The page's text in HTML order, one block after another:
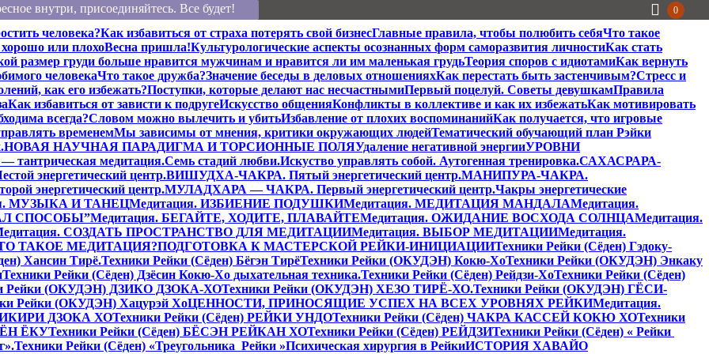
человека?Как избавиться от страха потерять свой бизнесГлавные правила, чтобы полюбить себяЧто такое
или плохоВесна пришла!Культурологические аспекты осознанных форм саморазвития личностиКак стать
размер груди больше нравится мужчинам и нравится ли им маленькая грудьТеория споров с идиотамиКак вернуть
человекаЧто такое дружба?Значение беседы в деловых отношенияхКак перестать быть застенчивым?Стресс и
как его избежать?Поступки, которые делают нас несчастнымиПервый поцелуй. Советы девушкамПравила
Как избавиться от зависти к подругеИскусство общенияКонфликты в коллективе и как их избежатьКак мотивировать
всегда?Словом можно вылечить и убитьИзбавление от плохих воспоминанийКак получается, что игровые
временемМы зависимы от мнения, критики окружающих людейТематический обучающий план Рэйки
НОВАЯ НАУЧНАЯ ПАРАДИГМА И ТОРСИОННЫЕ ПОЛЯУдаление негативной энергииУРОВНИ
тантрическая медитация.Семь стадий любви.Искуство управлять собой. Аутогенная тренировка.САХАСРАРА-
энергетический центр.ВИШУДХА-ЧАКРА. Пятый энергетический центр.МАНИПУРА-ЧАКРА.
энергетический центр.МУЛАДХАРА — ЧАКРА. Первый энергетический центр.Чакры энергетические
МУЗЫКА И ТАНЕЦМедитация. ИЗБИЕНИЕ ПОДУШКИМедитация. МЕДИТАЦИЯ МАНДАЛАМедитация.
СПОСОБЫ”Медитация. БЕГАЙТЕ, ХОДИТЕ, ПЛАВАЙТЕМедитация. ОЖИДАНИЕ ВОСХОДА СОЛНЦАМедитация.
СОЗДАТЬ ПРОСТРАНСТВО ДЛЯ МЕДИТАЦИИМедитация. ВЫБОР МЕДИТАЦИИМедитация.
ТАКОЕ МЕДИТАЦИЯ?ПОДГОТОВКА К МАСТЕРСКОЙ РЕЙКИ-ИНИЦИАЦИИТехники Рейки (Сёден) Гэдоку-
Хансин Тирё.Техники Рейки (Сёден) Бёгэн ТирёТехники Рейки (ОКУДЭН) Кокю-ХоТехники Рейки (ОКУДЭН) Энкаку
Техники Рейки (Сёден) Дзёсин Кокю-Хо дыхательная техника.Техники Рейки (Сёден) Рейдзи-ХоТехники Рейки (Сёден)
Рейки (ОКУДЭН) ДЗИКО ДЗОКА-ХОТехники Рейки (ОКУДЭН) ХЕЗО ТИРЁ-ХО.Техники Рейки (ОКУДЭН) ГЁСИ-
Рейки (ОКУДЭН) Хацурэй ХоЦЕННОСТИ, ПРИНОСЯЩИЕ УСПЕХ НА ВСЕХ УРОВНЯХ РЕЙКИМедитация.
ДЗОКА ХОТехники Рейки (Сёден) РЕЙКИ УНДОТехники Рейки (Сёден) ЧАКРА КАССЕЙ КОКЮ ХОТехники
ЁКУТехники Рейки (Сёден) БЁСЭН РЕЙКАН ХОТехники Рейки (Сёден) РЕЙДЗИТехники Рейки (Сёден) « Рейки
Техники Рейки (Сёден) «Треугольника Рейки »Психическая хирургия в РейкиИСТОРИЯ ХАВАЙО
внутри, присоединяйтесь. Все будет! 0